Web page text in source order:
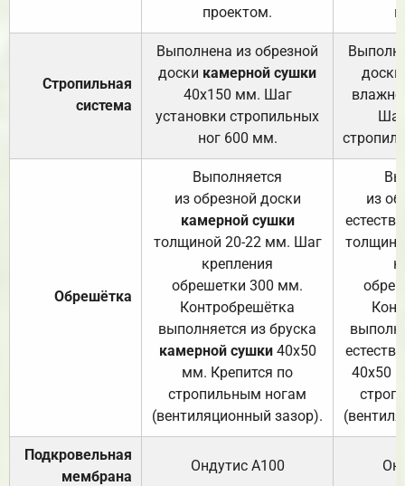
проектом.
Стропильная
система
Выполнена из обрезной
доски камерной сушки
40х150 мм. Шаг
установки стропильных
ног 600 мм.
доски
Обрешётка
Выполняется
из обрезной доски
камерной сушки
толщиной 20-22 мм. Шаг
крепления
обрешетки 300 мм.
Контробрешётка
выполняется из бруска
камерной сушки40х50
мм. Крепится по
стропильным ногам
(вентиляционный зазор).
из
40х50
Подкровельная
мембрана
Ондутис А100